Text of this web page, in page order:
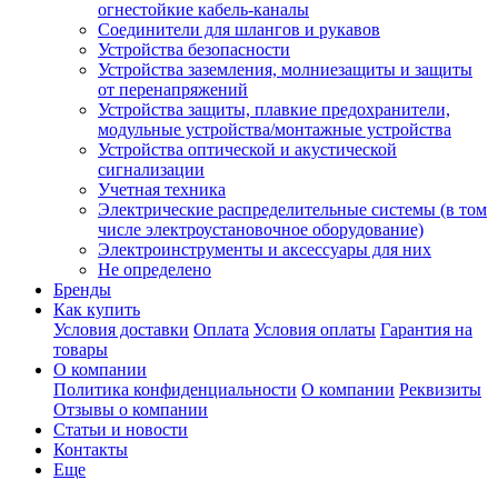
огнестойкие кабель-каналы
Соединители для шлангов и рукавов
Устройства безопасности
Устройства заземления, молниезащиты и защиты
от перенапряжений
Устройства защиты, плавкие предохранители,
модульные устройства/монтажные устройства
Устройства оптической и акустической
сигнализации
Учетная техника
Электрические распределительные системы (в том
числе электроустановочное оборудование)
Электроинструменты и аксессуары для них
Не определено
Бренды
Как купить
Условия доставки Оплата Условия оплаты Гарантия на
товары
О компании
Политика конфиденциальности О компании Реквизиты
Отзывы о компании
Статьи и новости
Контакты
Еще